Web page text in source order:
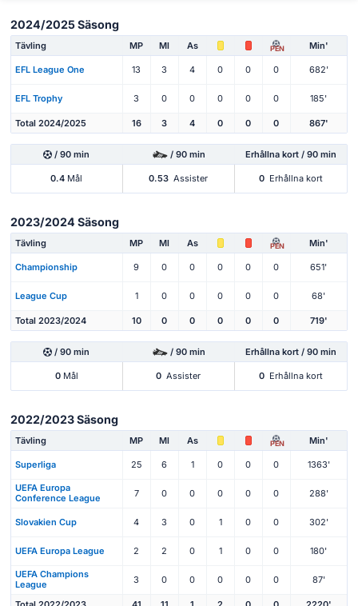
2024/2025 Säsong
Tävling MP Ml As PEN Min'
EFL League One 13 3 4 0 0 0 682'
EFL Trophy 3 0 0 0 0 0 185'
Total 2024/2025 16 3 4 0 0 0 867'
/ 90 min / 90 min Erhållna kort / 90 min
0.4 Mål 0.53 Assister 0 Erhållna kort
2023/2024 Säsong
Tävling MP Ml As PEN Min'
Championship 9 0 0 0 0 0 651'
League Cup 1 0 0 0 0 0 68'
Total 2023/2024 10 0 0 0 0 0 719'
/ 90 min / 90 min Erhållna kort / 90 min
0Mål 0 Assister 0 Erhållna kort
2022/2023 Säsong
Tävling MP Ml As PEN Min'
Superliga 25 6 1 0 0 0 1363'
UEFA Europa
Conference League
7 0 0 0 0 0 288'
Slovakien Cup 4 3 0 1 0 0 302'
UEFA Europa League 2 2 0 1 0 0 180'
UEFA Champions
League
3 0 0 0 0 0 87'